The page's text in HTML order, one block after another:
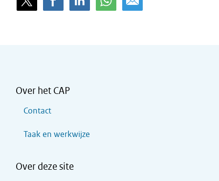
Over het CAP
Contact
Taak en werkwijze
Over deze site